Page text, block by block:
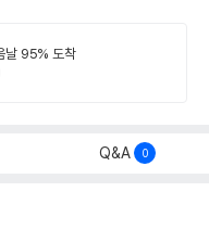
날 95% 도착
Q&A 0